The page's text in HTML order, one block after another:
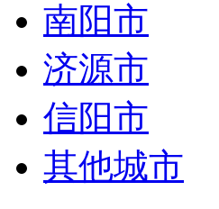
南阳市
济源市
信阳市
其他城市